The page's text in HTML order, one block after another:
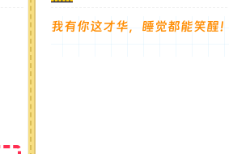
我有你这才华，睡觉都能笑醒！